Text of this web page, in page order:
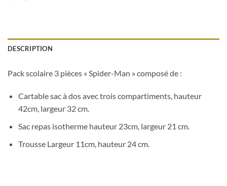
DESCRIPTION
Pack scolaire 3 pièces « Spider-Man » composé de :
Cartable sac à dos avec trois compartiments, hauteur
42cm, largeur 32 cm.
Sac repas isotherme hauteur 23cm, largeur 21 cm.
Trousse Largeur 11cm, hauteur 24 cm.